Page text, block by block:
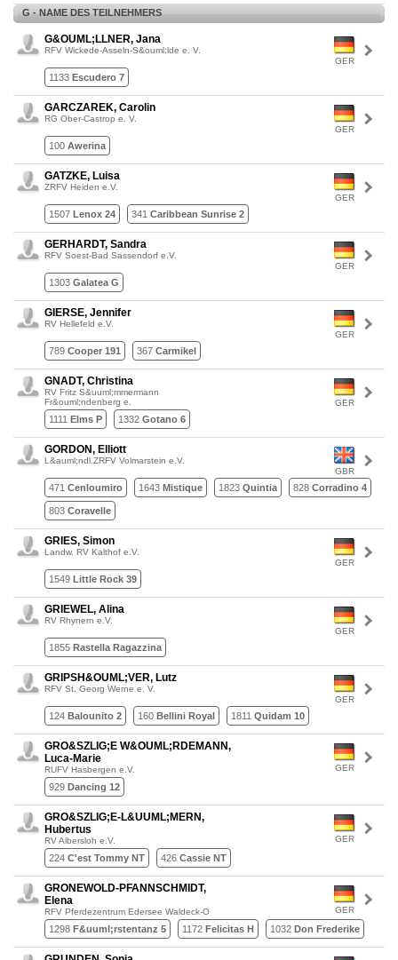
G - NAME DES TEILNEHMERS
GER
G&OUML;LLNER, Jana
RFV Wickede-Asseln-S&ouml;lde e. V.
1133 Escudero 7
GER
GARCZAREK, Carolin
RG Ober-Castrop e. V.
100 Awerina
GER
GATZKE, Luisa
ZRFV Heiden e.V.
1507 Lenox 24 341 Caribbean Sunrise 2
GER
GERHARDT, Sandra
RFV Soest-Bad Sassendorf e.V.
1303 Galatea G
GER
GIERSE, Jennifer
RV Hellefeld e.V.
789 Cooper 191 367 Carmikel
GER
GNADT, Christina
RV Fritz S&uuml;mmermann
Fr&ouml;ndenberg e.
1111 Elms P 1332 Gotano 6
GBR
GORDON, Elliott
L&auml;ndl.ZRFV Volmarstein e.V.
471 Cenloumiro 1643 Mistique 1823 Quintia 828 Corradino 4
803 Coravelle
GER
GRIES, Simon
Landw. RV Kalthof e.V.
1549 Little Rock 39
GER
GRIEWEL, Alina
RV Rhynern e.V.
1855 Rastella Ragazzina
GER
GRIPSH&OUML;VER, Lutz
RFV St. Georg Werne e. V.
124 Balounito 2 160 Bellini Royal 1811 Quidam 10
GER
GRO&SZLIG;E W&OUML;RDEMANN,
Luca-Marie
RUFV Hasbergen e.V.
929 Dancing 12
GER
GRO&SZLIG;E-L&UUML;MERN,
Hubertus
RV Albersloh e.V.
224 C'est Tommy NT 426 Cassie NT
GER
GRONEWOLD-PFANNSCHMIDT,
Elena
RFV Pferdezentrum Edersee Waldeck-O
1298 F&uuml;rstentanz 5 1172 Felicitas H 1032 Don Frederike